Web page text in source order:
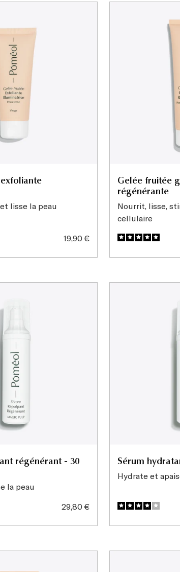
lisse la peau
Prix
19,90 €
Gelée fruitée
régénérante
Nourrit, lisse,
cellulaire
régénérant - 30
la peau
Prix
29,80 €
Sérum
Hydrate et